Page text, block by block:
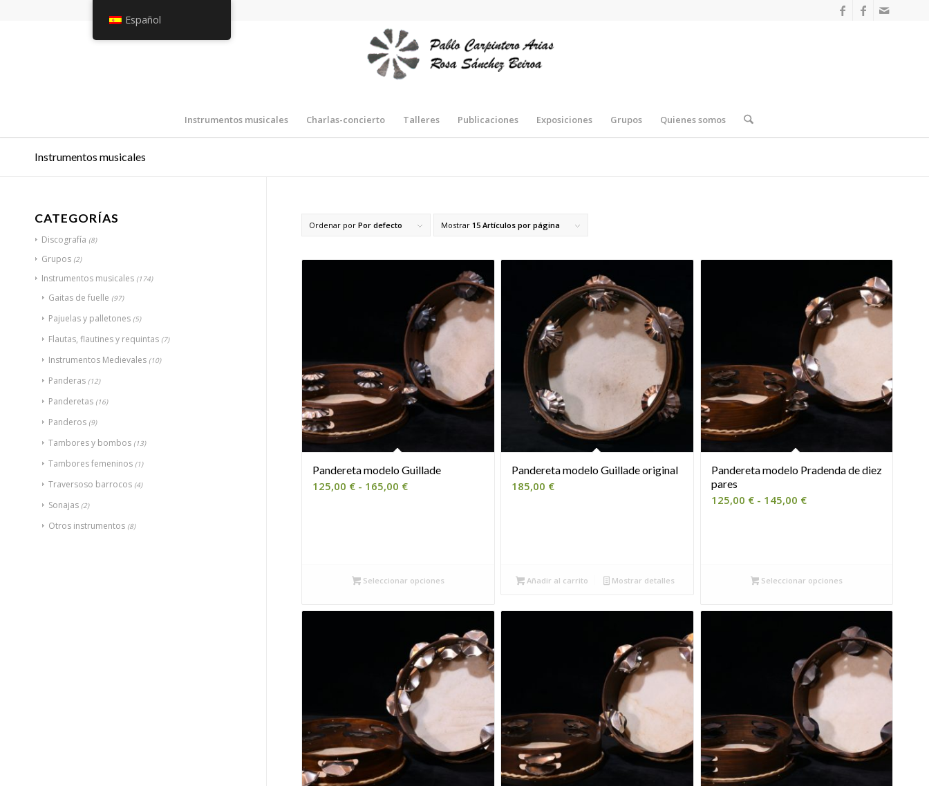
Instrumentos musicales Charlas-concierto Talleres Publicaciones Exposiciones Grupos Quienes somos
Instrumentos musicales
Ordenar por Por defecto Mostrar 15 Artículos por página
Pandereta modelo Guillade
125,00 € - 165,00 €Rango
165,00 €
Seleccionar opciones
Pandereta modelo Guillade original
185,00 €
Añadir al carrito Mostrar detalles
Pandereta modelo Pradenda de diez
pares
125,00 € - 145,00 €Rango
hasta
Seleccionar opciones
CATEGORÍAS
Discografía (8)
Grupos (2)
Instrumentos musicales (174)
Gaitas de fuelle (97)
Pajuelas y palletones (5)
Flautas, flautines y requintas (7)
Instrumentos Medievales (10)
Panderas (12)
Panderetas (16)
Panderos (9)
Tambores y bombos (13)
Tambores femeninos (1)
Traversoso barrocos (4)
Sonajas (2)
Otros instrumentos (8)
Español